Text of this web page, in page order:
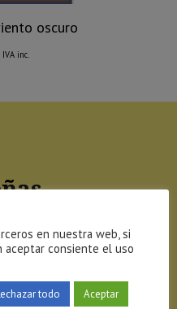
oscuro
IVA inc.
de una manera que
única que da voz a
y las dignifica sin filtros.”
en nuestra web, si
aceptar consiente el uso
todo Aceptar